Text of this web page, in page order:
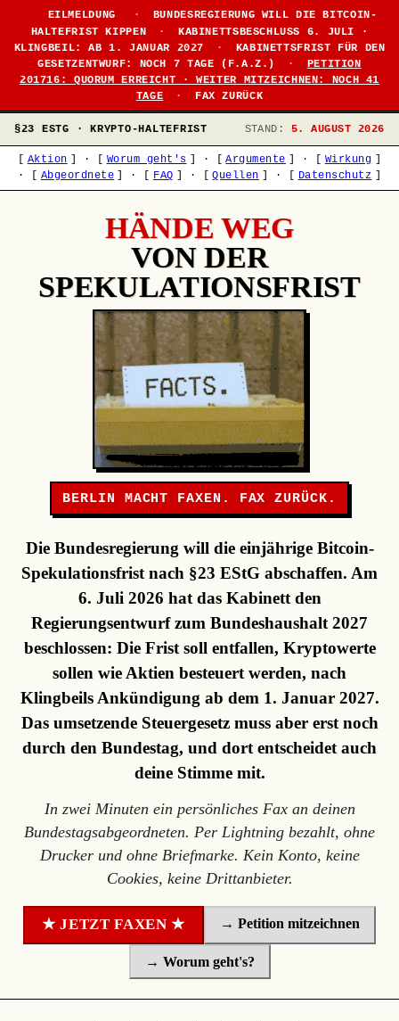
EILMELDUNG ·
BUNDESREGIERUNG WILL DIE BITCOIN-
HALTEFRIST KIPPEN
·
KABINETTSBESCHLUSS 6. JULI ·
KLINGBEIL: AB 1. JANUAR 2027
·
KABINETTSFRIST FÜR DEN
GESETZENTWURF: NOCH 7 TAGE (F.A.Z.)
·
PETITION
201716: QUORUM ERREICHT · WEITER MITZEICHNEN: NOCH 41
TAGE
· FAX ZURÜCK
§23 ESTG · KRYPTO-HALTEFRIST STAND: 5. AUGUST 2026
Aktion · Worum geht's · Argumente · Wirkung
·
Abgeordnete · FAQ · Quellen · Datenschutz
HÄNDE WEG
VON DER
SPEKULATIONSFRIST
BERLIN MACHT FAXEN. FAX ZURÜCK.
Die Bundesregierung will die einjährige Bitcoin-
Spekulationsfrist nach §23 EStG abschaffen. Am
6. Juli 2026 hat das Kabinett den
Regierungsentwurf zum Bundeshaushalt 2027
beschlossen: Die Frist soll entfallen, Kryptowerte
sollen wie Aktien besteuert werden, nach
Klingbeils Ankündigung ab dem 1. Januar 2027.
Das umsetzende Steuergesetz muss aber erst noch
durch den Bundestag, und dort entscheidet auch
deine Stimme mit.
In zwei Minuten ein persönliches Fax an deinen
Bundestagsabgeordneten. Per Lightning bezahlt, ohne
Drucker und ohne Briefmarke. Kein Konto, keine
Cookies, keine Drittanbieter.
★ JETZT FAXEN ★ → Petition mitzeichnen
→ Worum geht's?